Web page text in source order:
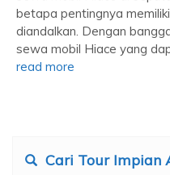
betapa pentingnya
diandalkan. Dengan
sewa mobil Hiace yang
read more
Cari Tour Impian